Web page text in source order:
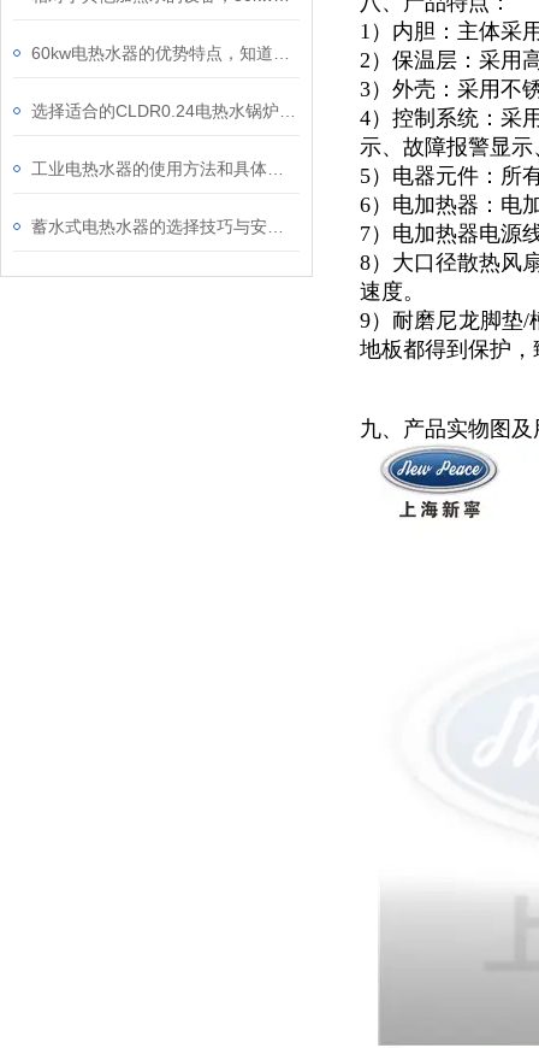
1）内胆：主体采
2）保温层：采用
3）外壳：采用不
4）控制系统：采
示、故障报警显
5）电器元件：所
6）电加热器：电
7）电加热器电源
8）大口径散热风
速度。
9）耐磨尼龙脚垫/
地板都得到保护
九、产品实物图